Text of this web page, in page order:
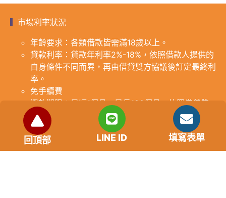
市場利率狀況
年齡要求：各類借款皆需滿18歲以上。
貸款利率：貸款年利率2%-18%，依照借款人提供的
自身條件不同而異，再由借貸雙方協議後訂定最終利
率。
免手續費
還款期限：最短1個月，最長180個月，依照借貸雙
方協議而訂。
範例試算：小明急需現金10萬元，經多方比較利率
後選定金主，雙方簽定於36個月內須還清借款，年
利率12%計算，每月利息1000元，無須手續費。
回頂部 LINE ID 填寫表單